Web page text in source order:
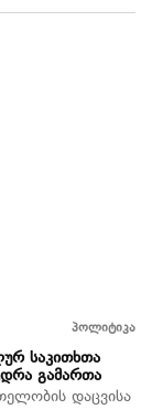
პოლიტიკა
საკითხთა
გამართა
დაცვისა